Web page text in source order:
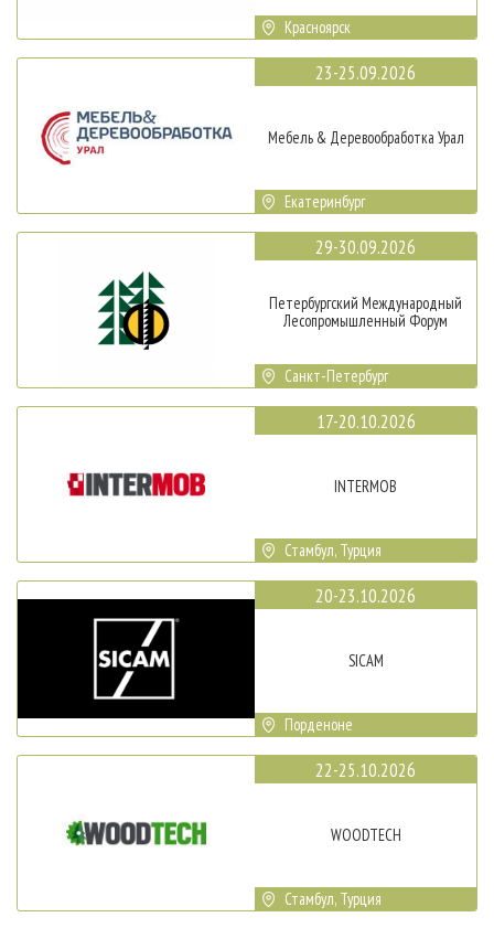
Красноярск
23-25.09.2026
Мебель & Деревообработка Урал
Екатеринбург
29-30.09.2026
Петербургский Международный
Лесопромышленный Форум
Санкт-Петербург
17-20.10.2026
INTERMOB
Стамбул, Турция
20-23.10.2026
SICAM
Порденоне
22-25.10.2026
WOODTECH
Стамбул, Турция